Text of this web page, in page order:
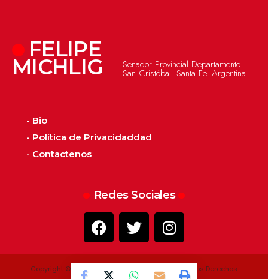
FELIPE
MICHLIG Senador Provincial Departamento
San Cristóbal. Santa Fe. Argentina
- Bio
- Política de Privacidaddad
- Contactenos
Redes Sociales
Copyright © 2022 - 2026 - Felipe Michlig. Todos los Derechos